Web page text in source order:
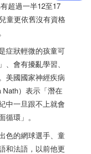
超過一半12至17
童更依舊沒有資格
症狀輕微的孩童可
會有擾亂學習、
美國國家神經疾病
）表示「潛在
中一旦跟不上就會
環」。
色的網球選手、童
和法語，以前他更